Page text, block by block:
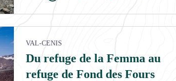
VAL-CENIS
Du refuge de la Femma au
refuge de Fond des Fours